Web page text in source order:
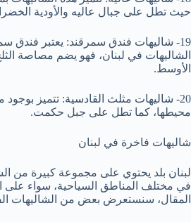
حيث تطل على جبال عاليه والأودية
19- شاليهات فندق سمرقند: يعتبر فندق
الشاليهات في لبنان، فهو يضم مصاصة
الأوسط.
20- شاليهات مثلث القادسية: تتميز
محيطها، كما تطل على جبل حكمت.
شاليهات فاخرة في لبنان
لبنان بلد يحتوي على مجموعة كبيرة من
في مختلف المناطق السياحية، سواء على
المقال، سنستعرض بعض من الشاليهات